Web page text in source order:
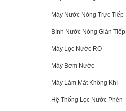
Máy Nước Nóng Trực Tiếp
Bình Nước Nóng Gián Tiếp
Máy Lọc Nước RO
Máy Bơm Nước
Máy Làm Mát Không Khí
Hệ Thống Lọc Nước Phèn